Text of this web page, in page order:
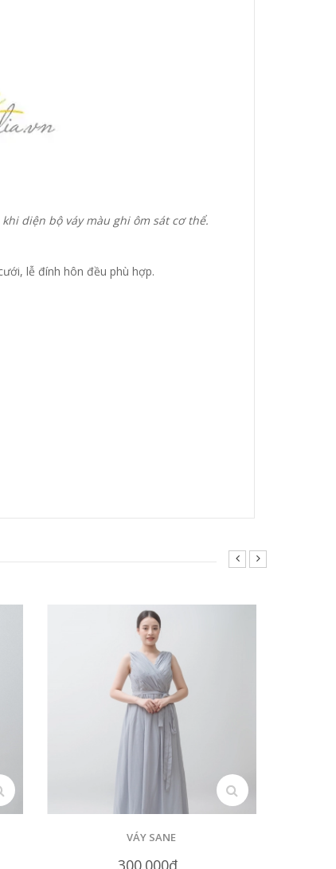
diện bộ váy màu ghi ôm sát cơ thể.
lễ đính hôn đều phù hợp.
search
VÁY SANE
300.000₫